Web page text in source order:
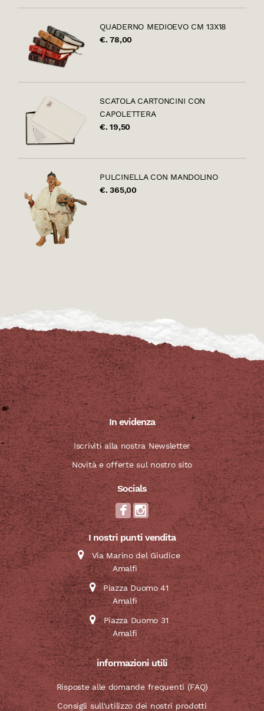
QUADERNO MEDIOEVO CM 13X18
€. 78,00
SCATOLA CARTONCINI CON
CAPOLETTERA
€. 19,50
PULCINELLA CON MANDOLINO
€. 365,00
In evidenza
Iscriviti alla nostra Newsletter
Novità e offerte sul nostro sito
Socials
I nostri punti vendita
Via Marino del Giudice
Amalfi
Piazza Duomo 41
Amalfi
Piazza Duomo 31
Amalfi
informazioni utili
Risposte alle domande frequenti (FAQ)
Consigli sull'utilizzo dei nostri prodotti